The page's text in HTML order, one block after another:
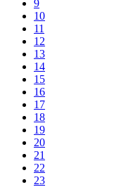
9
10
11
12
13
14
15
16
17
18
19
20
21
22
23